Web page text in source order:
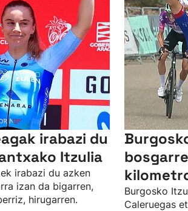
irabazi du
Itzulia
irabazi du azken
izan da bigarren,
hirugarren.
Burgosko
Caleruegas